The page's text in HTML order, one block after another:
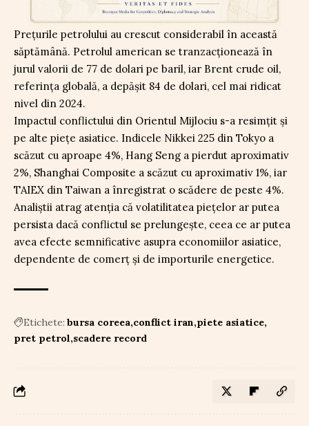
Prețurile petrolului au crescut considerabil în această
săptămână. Petrolul american se tranzacționează în
jurul valorii de 77 de dolari pe baril, iar Brent crude oil,
referința globală, a depășit 84 de dolari, cel mai ridicat
nivel din 2024.
Impactul conflictului din Orientul Mijlociu s-a resimțit și
pe alte piețe asiatice. Indicele Nikkei 225 din Tokyo a
scăzut cu aproape 4%, Hang Seng a pierdut aproximativ
2%, Shanghai Composite a scăzut cu aproximativ 1%, iar
TAIEX din Taiwan a înregistrat o scădere de peste 4%.
Analiștii atrag atenția că volatilitatea piețelor ar putea
persista dacă conflictul se prelungește, ceea ce ar putea
avea efecte semnificative asupra economiilor asiatice,
dependente de comerț și de importurile energetice.
Etichete: bursa coreea conflict iran piete asiatice
pret petrol scadere record